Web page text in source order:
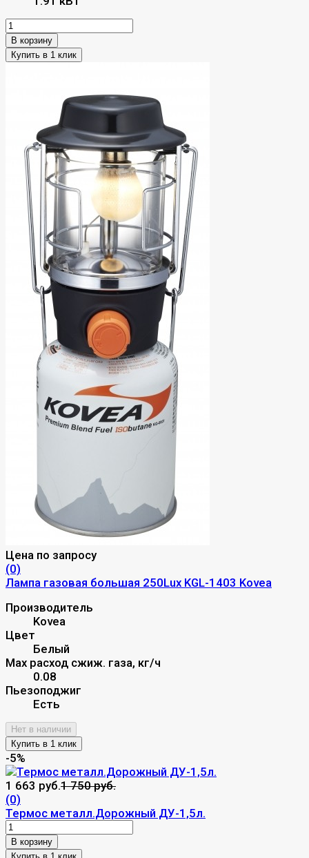
В корзину
Цена по запросу
(0)
Лампа газовая большая 250Lux KGL-1403 Kovea
Производитель
Kovea
Цвет
Белый
Max расход сжиж. газа, кг/ч
0.08
Пьезоподжиг
Есть
Нет в наличии
-5%
1 663 руб.1 750 руб.
(0)
Термос металл.Дорожный ДУ-1,5л.
В корзину